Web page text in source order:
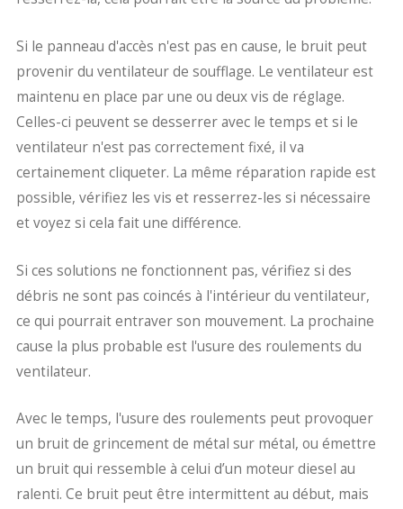
Si le panneau d'accès n'est pas en cause, le bruit peut
provenir du ventilateur de soufflage. Le ventilateur est
maintenu en place par une ou deux vis de réglage.
Celles-ci peuvent se desserrer avec le temps et si le
ventilateur n'est pas correctement fixé, il va
certainement cliqueter. La même réparation rapide est
possible, vérifiez les vis et resserrez-les si nécessaire
et voyez si cela fait une différence.
Si ces solutions ne fonctionnent pas, vérifiez si des
débris ne sont pas coincés à l'intérieur du ventilateur,
ce qui pourrait entraver son mouvement. La prochaine
cause la plus probable est l'usure des roulements du
ventilateur.
Avec le temps, l'usure des roulements peut provoquer
un bruit de grincement de métal sur métal, ou émettre
un bruit qui ressemble à celui d’un moteur diesel au
ralenti. Ce bruit peut être intermittent au début, mais